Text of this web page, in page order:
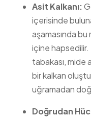
Asit Kalkanı:
içerisinde
aşamasında
içine hapsedilir.
tabakası, mide
bir kalkan
uğramadan
Doğrudan